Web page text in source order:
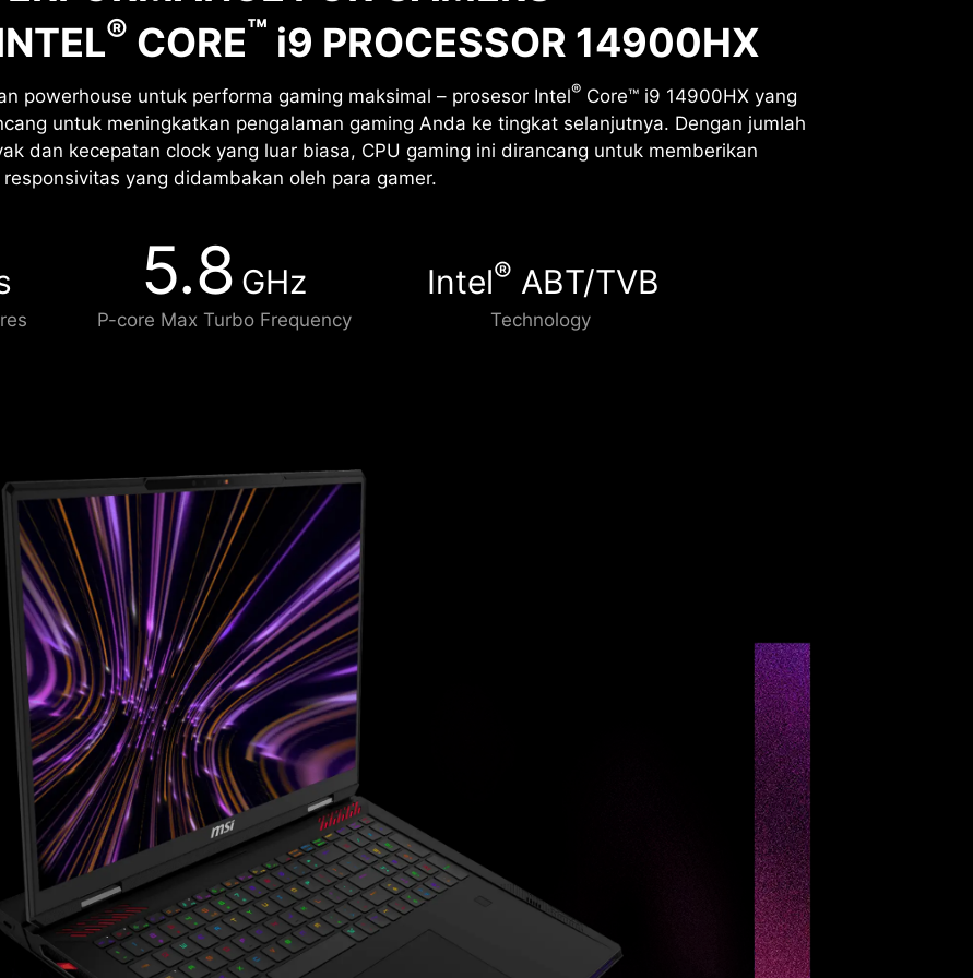
® CORE™ i9 PROCESSOR 14900HX
powerhouse untuk performa gaming maksimal – prosesor Intel® Core™ i9 14900HX yang
untuk meningkatkan pengalaman gaming Anda ke tingkat selanjutnya. Dengan jumlah
dan kecepatan clock yang luar biasa, CPU gaming ini dirancang untuk memberikan
yang didambakan oleh para gamer.
5.8 GHz
P-core Max Turbo Frequency
Intel® ABT/TVB
Technology